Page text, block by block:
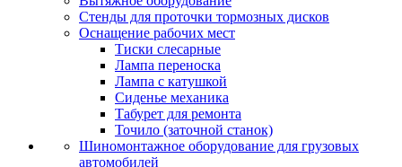
Стенды для проточки тормозных дисков
Оснащение рабочих мест
Тиски слесарные
Лампа переноска
Лампа с катушкой
Сиденье механика
Табурет для ремонта
Точило (заточной станок)
Шиномонтажное оборудование для грузовых
автомобилей